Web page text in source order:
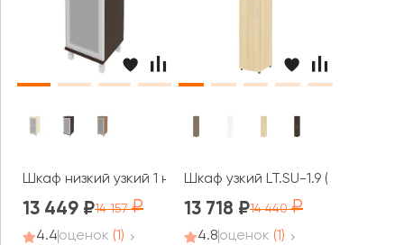
Шкаф низкий узкий 1 низкая дверь стекло в раме
13 449 14 157
4.4оценок (1)
Шкаф узкий LT.SU-1.9 (L)
13 718 14 440
4.8оценок (1)